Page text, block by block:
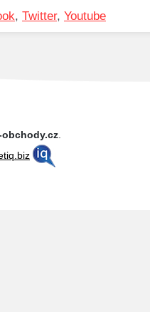
, Twitter, Youtube
obchody.cz.